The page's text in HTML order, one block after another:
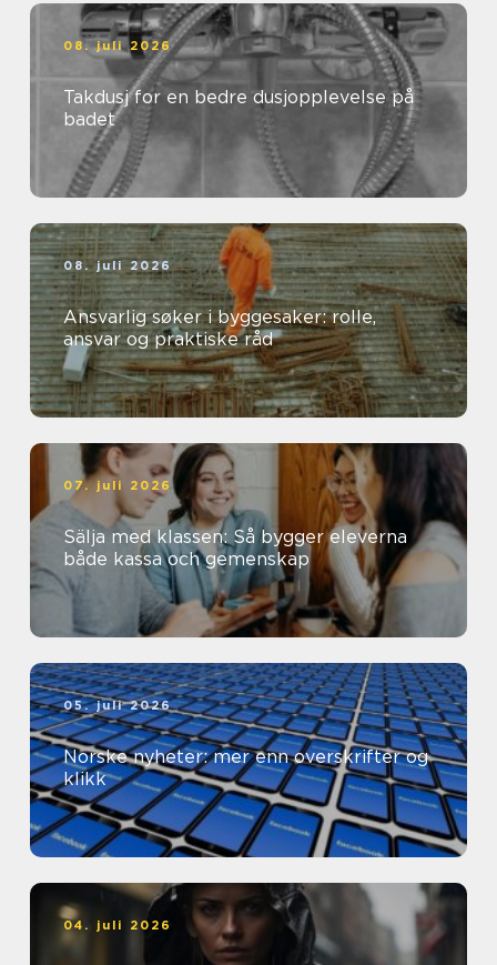
08. juli 2026
Takdusj for en bedre dusjopplevelse på
badet
08. juli 2026
Ansvarlig søker i byggesaker: rolle,
ansvar og praktiske råd
07. juli 2026
Sälja med klassen: Så bygger eleverna
både kassa och gemenskap
05. juli 2026
Norske nyheter: mer enn overskrifter og
klikk
04. juli 2026